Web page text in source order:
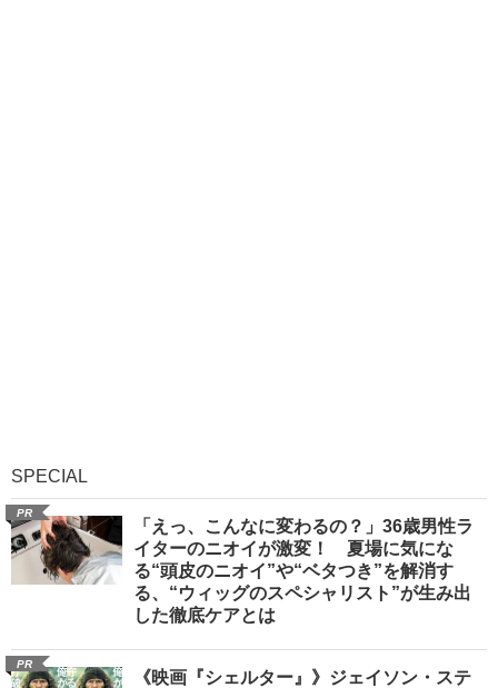
SPECIAL
PR
「えっ、こんなに変わるの？」36歳男性ラ
イターのニオイが激変！ 夏場に気にな
る“頭皮のニオイ”や“ベタつき”を解消す
る、“ウィッグのスペシャリスト”が生み出
した徹底ケアとは
PR
《映画『シェルター』》ジェイソン・ステ